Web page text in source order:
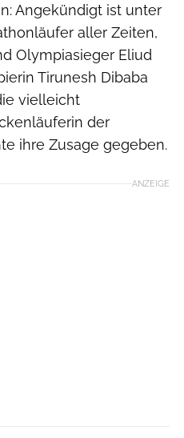
Angekündigt ist unter
aller Zeiten,
Olympiasieger Eliud
Tirunesh Dibaba
vielleicht
der
ihre Zusage gegeben.
ANZEIGE